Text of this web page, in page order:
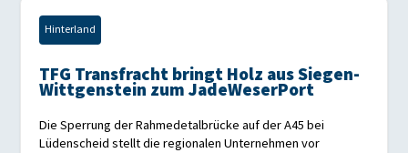
Hinterland
TFG Transfracht bringt Holz aus Siegen-
Wittgenstein zum JadeWeserPort
Die Sperrung der Rahmedetalbrücke auf der A45 bei
Lüdenscheid stellt die regionalen Unternehmen vor